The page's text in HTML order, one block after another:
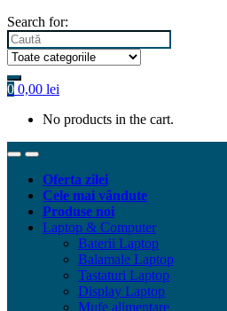
Search for:
0 0,00 lei
No products in the cart.
Oferta zilei
Cele mai vândute
Produse noi
Laptop & Computer
Baterii Laptop
Balamale Laptop
Tastaturi Laptop
Display Laptop
Mufe alimentare